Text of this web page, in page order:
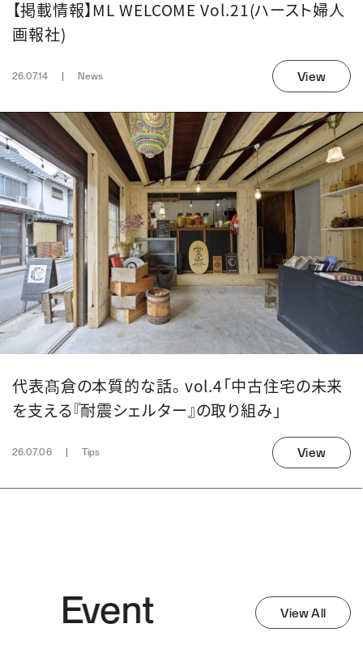
【掲載情報】ML WELCOME Vol.21(ハースト婦人
画報社)
26.07.14 News View
代表髙倉の本質的な話。 vol.4「中古住宅の未来
を支える『耐震シェルター』の取り組み」
26.07.06 Tips View
Event View All